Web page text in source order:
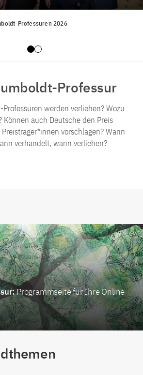
Professuren 2026
Slide 0
Slide 1
Professur
werden verliehen? Wozu
Können auch Deutsche den Preis
vorschlagen? Wann
verhandelt, wann verliehen?
Programmseite für Ihre Online-